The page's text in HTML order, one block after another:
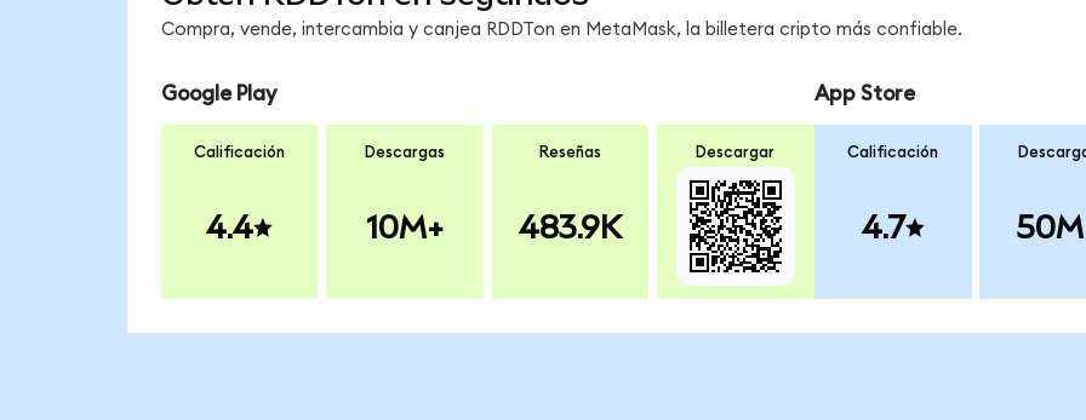
Compra, vende, intercambia y canjea RDDTon en MetaMask, la billetera cripto más confiable.
Google Play
Calificación
4.4
Descargas
10M+
Reseñas
483.9K
Descargar
App Store
Calificación
4.7